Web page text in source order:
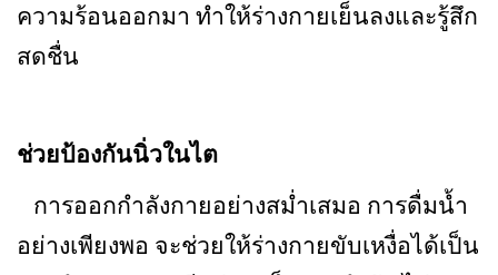
ความร้อนออกมา ทำให้ร่างกายเย็นลงและรู้สึก
สดชื่น
ช่วยป้องกันนิ่วในไต
การออกกำลังกายอย่างสม่ำเสมอ การดื่มน้ำ
อย่างเพียงพอ จะช่วยให้ร่างกายขับเหงื่อได้เป็น